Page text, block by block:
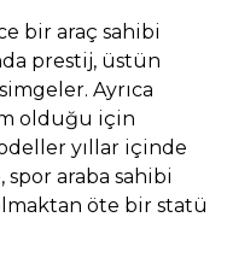
bir araç sahibi
prestij, üstün
Ayrıca
olduğu için
yıllar içinde
araba sahibi
öte bir statü